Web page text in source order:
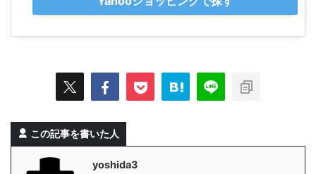
この記事を書いた人
yoshida3